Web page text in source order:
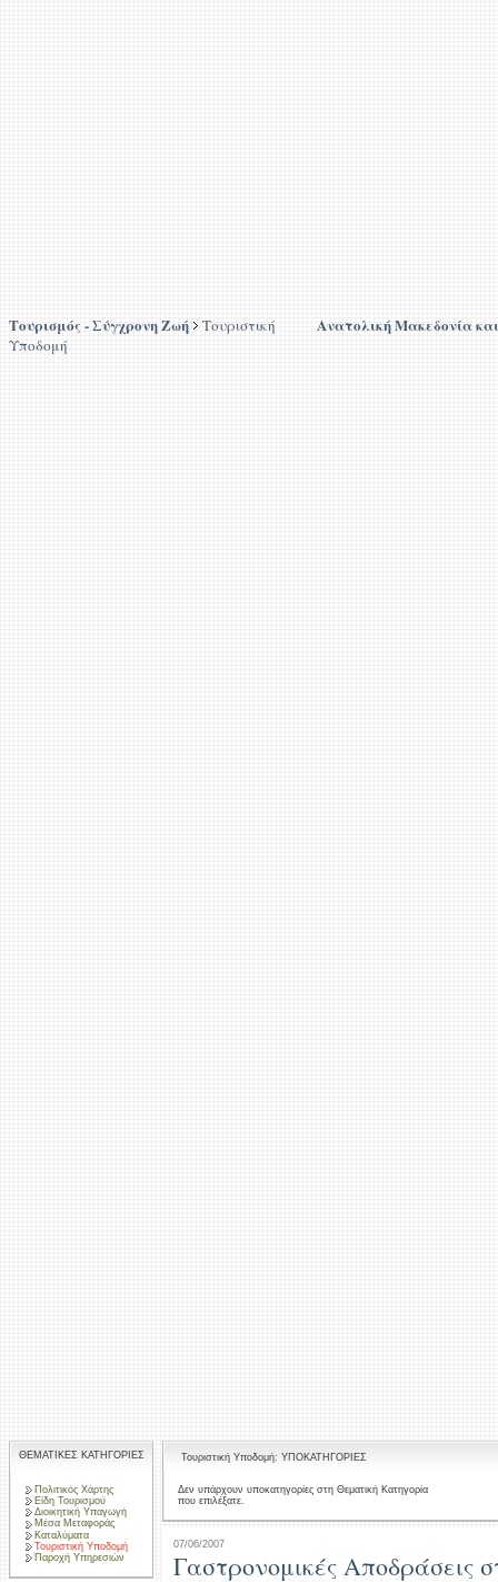
Τουρισμός - Σύγχρονη Ζωή
Τουριστική
Υποδομή
Ανατολική Μακεδονία
ΘΕΜΑΤΙΚΕΣ ΚΑΤΗΓΟΡΙΕΣ
Πολιτικός Χάρτης
Είδη Τουρισμού
Διοικητική Υπαγωγή
Μέσα Μεταφοράς
Καταλύματα
Τουριστική Υποδομή
Παροχή Υπηρεσιών
Τουριστική Υποδομή: ΥΠΟΚΑΤΗΓΟΡΙΕΣ
Δεν υπάρχουν υποκατηγορίες στη Θεματική Κατηγορία
που επιλέξατε.
07/06/2007
Γαστρονομικές Αποδράσεις